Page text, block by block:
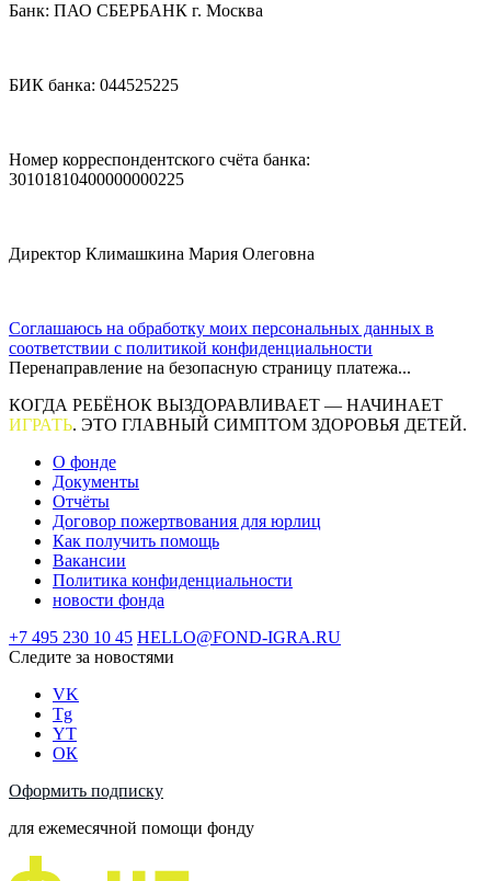
Банк: ПАО СБЕРБАНК г. Москва
БИК банка: 044525225
Номер корреспондентского счёта банка:
30101810400000000225
Директор Климашкина Мария Олеговна
Соглашаюсь на обработку моих персональных данных в
соответствии с политикой конфиденциальности
Перенаправление на безопасную страницу платежа...
КОГДА РЕБЁНОК ВЫЗДОРАВЛИВАЕТ — НАЧИНАЕТ
ИГРАТЬ. ЭТО ГЛАВНЫЙ СИМПТОМ ЗДОРОВЬЯ ДЕТЕЙ.
О фонде
Документы
Отчёты
Договор пожертвования для юрлиц
Как получить помощь
Вакансии
Политика конфиденциальности
новости фонда
+7 495 230 10 45 HELLO@FOND-IGRA.RU
Следите за новостями
VK
Tg
YT
ОК
Оформить подписку
для ежемесячной помощи фонду